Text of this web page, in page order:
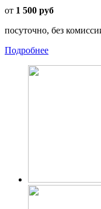
от 1 500 руб
посуточно, без
Подробнее